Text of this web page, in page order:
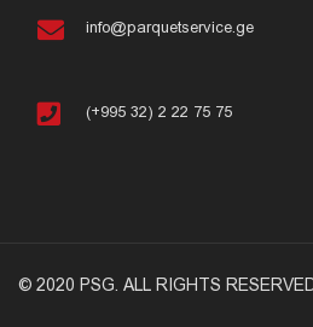
info@parquetservice.ge
(+995 32) 2 22 75 75
© 2020 PSG. ALL RIGHTS